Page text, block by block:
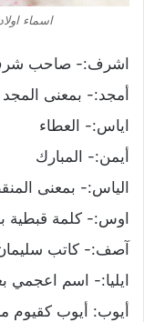
اسماء اولاد asma awlad وكذلك asmaa atfal
اشرف:- صاحب
أمجد:- بمعنى
اياس:- العطاء
أيمن:- المبارك
الياس:- بمعنى
اوس:- كلمة قبطية
آصف:- كاتب
ايليا:- اسم اعجمي
أيوب: أيوب كقيوم